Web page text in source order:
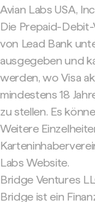
Avian Labs USA,
Die Prepaid-Debit-
von Lead Bank
ausgegeben und
werden, wo Visa
mindestens 18
zu stellen. Es
Weitere
Labs Website.
Bridge Ventures
Bridge ist ein